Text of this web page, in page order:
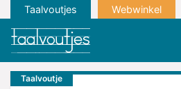
Taalvoutjes Webwinkel
Taalvoutje